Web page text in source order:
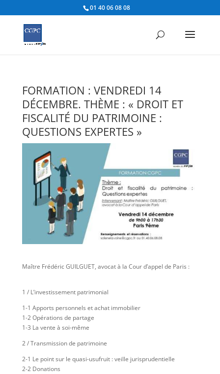
01 40 06 08 08
FORMATION : VENDREDI 14
DÉCEMBRE. THÈME : « DROIT ET
FISCALITÉ DU PATRIMOINE :
QUESTIONS EXPERTES »
Maître Frédéric GUILGUET, avocat à la Cour d’appel de Paris :
1 / L’investissement patrimonial
1-1 Apports personnels et achat immobilier
1-2 Opérations de partage
1-3 La vente à soi-même
2 / Transmission de patrimoine
2-1 Le point sur le quasi-usufruit : veille jurisprudentielle
2-2 Donations